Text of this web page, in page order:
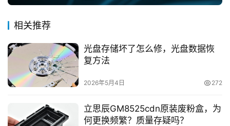
相关推荐
光盘存储坏了怎么修，光盘数据恢
复方法
2026年5月4日 272
立思辰GM8525cdn原装废粉盒，为
何更换频繁？质量存疑吗？